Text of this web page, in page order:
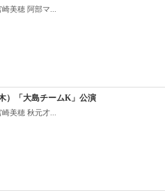
美穂 阿部マ...
）「大島チームK」公演
美穂 秋元才...